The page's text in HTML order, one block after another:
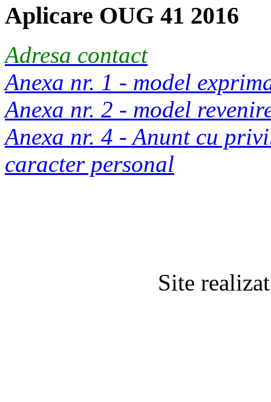
Aplicare OUG 41 2016
Adresa contact
Anexa nr. 1 - model
Anexa nr. 2 - model
Anexa nr. 4 - Anunt cu
caracter personal
Site